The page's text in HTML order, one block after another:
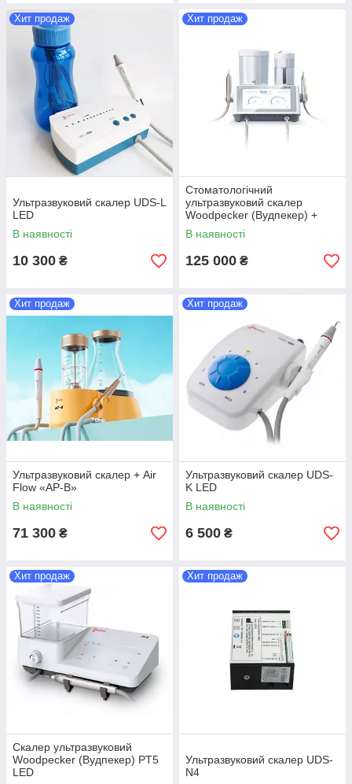
Хит продаж
Ультразвуковий скалер UDS-L
LED
В наявності
10 300 ₴
Хит продаж
Стоматологічний
ультразвуковий скалер
Woodpecker (Вудпекер) +
содоструминний апарат PT-A
В наявності
125 000 ₴
Хит продаж
Ультразвуковий скалер + Air
Flow «AP-B»
В наявності
71 300 ₴
Хит продаж
Ультразвуковий скалер UDS-
K LED
В наявності
6 500 ₴
Хит продаж
Скалер ультразвуковий
Woodpecker (Вудпекер) PT5
LED
Хит продаж
Ультразвуковий скалер UDS-
N4